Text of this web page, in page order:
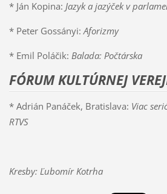
* Ján Kopina: Jazyk a jazýček v
* Peter Gossányi: Aforizmy
* Emil Poláčik: Balada: Počtárska
FÓRUM KULTÚRNEJ
* Adrián Panáček, Bratislava: Viac
RTVS
Kresby: Ľubomír Kotrha